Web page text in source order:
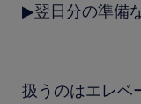
▶翌日分の準備
扱うのはエレベ